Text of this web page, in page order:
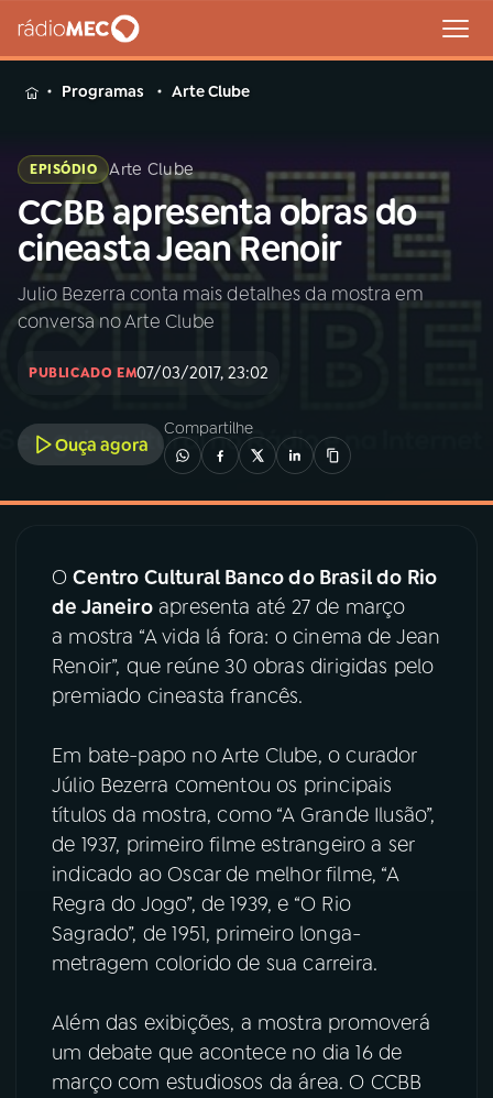
MENU
Buscar
na
Rádio
MEC
Buscar
Início
04PROGRAMAS
05PODCASTS
06 VIDEOCASTS
07ÚLTIMAS
08PRÊMIO RÁDIO MEC
YouTube Facebook
Instagram X
Programas Arte Clube
EPISÓDIO Arte Clube
CCBB apresenta obras do
cineasta Jean Renoir
Julio Bezerra conta mais detalhes da mostra em
conversa no Arte Clube
PUBLICADO EM07/03/2017, 23:02
Ouça agora
Compartilhe
OCentro Cultural Banco do Brasil do Rio
de Janeiroapresenta até 27 de março
a mostra “A vida lá fora: o cinema de Jean
Renoir”, que reúne 30 obras dirigidas pelo
premiado cineasta francês.
Em bate-papo no Arte Clube, o curador
Júlio Bezerra comentou os principais
títulos da mostra, como “A Grande Ilusão”,
de 1937, primeiro filme estrangeiro a ser
indicado ao Oscar de melhor filme, “A
Regra do Jogo”, de 1939, e “O Rio
Sagrado”, de 1951, primeiro longa-
metragem colorido de sua carreira.
Além das exibições, a mostra promoverá
um debate que acontece no dia 16 de
março com estudiosos da área. O CCBB